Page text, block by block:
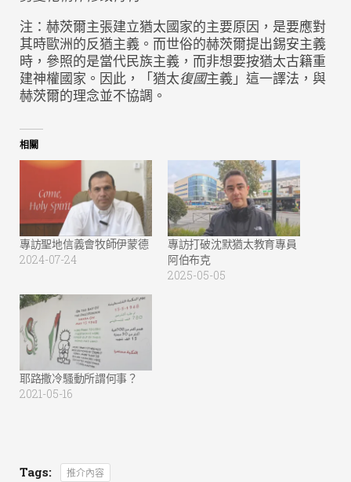
注：赫茨爾主張建立猶太國家的主要原因，是要應對
其時歐洲的反猶主義。而世俗的赫茨爾提出錫安主義
時，參照的是當代民族主義，而非想要按猶太古籍重
建神權國家。因此，「猶太復國主義」這一譯法，與
赫茨爾的理念並不協調。
相關
專訪聖地信義會牧師伊蒙德
2024-07-24
專訪打破沈默猶太教育專員
阿伯布克
2025-05-05
耶路撒冷騷動所謂何事？
2021-05-16
Tags: 推介內容